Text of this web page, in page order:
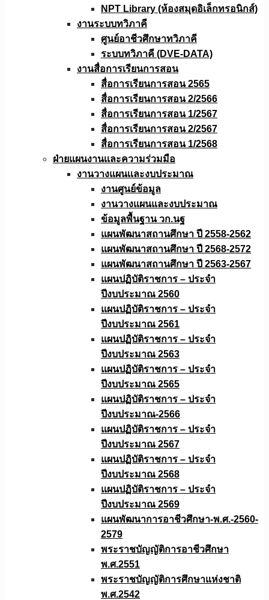
NPT Library (ห้องสมุดอิเล็กทรอนิกส์)
งานระบบทวิภาคี
ศูนย์อาชีวศึกษาทวิภาคี
ระบบทวิภาคี (DVE-DATA)
งานสื่อการเรียนการสอน
สื่อการเรียนการสอน 2565
สื่อการเรียนการสอน 2/2566
สื่อการเรียนการสอน 1/2567
สื่อการเรียนการสอน 2/2567
สื่อการเรียนการสอน 1/2568
ฝ่ายแผนงานเเละความร่วมมือ
งานวางแผนเเละงบประมาณ
งานศูนย์ข้อมูล
งานวางแผนและงบประมาณ
ข้อมูลพื้นฐาน วก.นฐ
แผนพัฒนาสถานศึกษา ปี 2558-2562
แผนพัฒนาสถานศึกษา ปี 2568-2572
แผนพัฒนาสถานศึกษา ปี 2563-2567
แผนปฏิบัติราชการ – ประจำ
ปีงบประมาณ 2560
แผนปฏิบัติราชการ – ประจำ
ปีงบประมาณ 2561
แผนปฏิบัติราชการ – ประจำ
ปีงบประมาณ 2563
แผนปฏิบัติราชการ – ประจำ
ปีงบประมาณ 2565
แผนปฏิบัติราชการ – ประจำ
ปีงบประมาณ-2566
แผนปฏิบัติราชการ – ประจำ
ปีงบประมาณ 2567
แผนปฏิบัติราชการ – ประจำ
ปีงบประมาณ 2568
แผนปฏิบัติราชการ – ประจำ
ปีงบประมาณ 2569
แผนพัฒนาการอาชีวศึกษา-พ.ศ.-2560-
2579
พระราชบัญญัติการอาชีวศึกษา
พ.ศ.2551
พระราชบัญญัติการศึกษาแห่งชาติ
พ.ศ.2542